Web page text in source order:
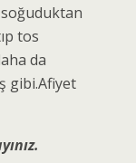
tos
da
gibi.Afiyet